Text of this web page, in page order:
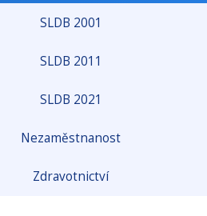
SLDB 2001
SLDB 2011
SLDB 2021
Nezaměstnanost
Zdravotnictví